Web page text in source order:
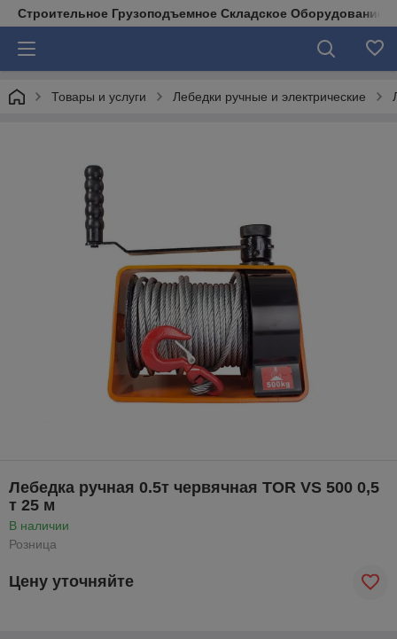
Строительное Грузоподъемное Складское Оборудование
Товары и услуги Лебедки ручные и электрические
Лебедка ручная 0.5т червячная TOR VS 500 0,5
т 25 м
В наличии
Розница
Цену уточняйте